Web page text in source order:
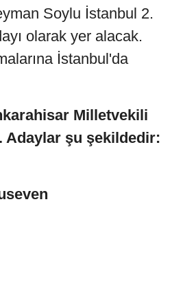
Soylu İstanbul 2.
olarak yer alacak.
İstanbul'da
Milletvekili
Adaylar şu şekildedir: